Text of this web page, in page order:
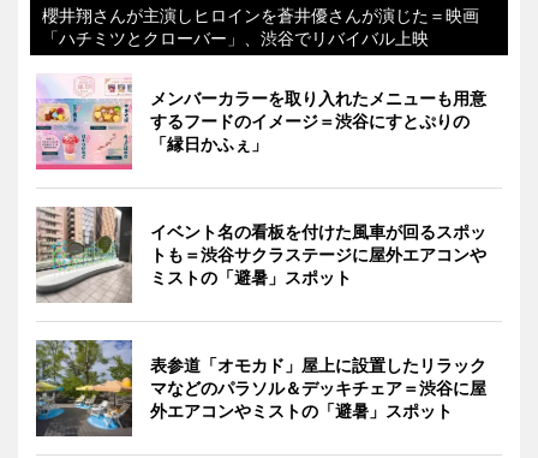
櫻井翔さんが主演しヒロインを蒼井優さんが演じた＝映画
「ハチミツとクローバー」、渋谷でリバイバル上映
メンバーカラーを取り入れたメニューも用意
するフードのイメージ＝渋谷にすとぷりの
「縁日かふぇ」
イベント名の看板を付けた風車が回るスポッ
トも＝渋谷サクラステージに屋外エアコンや
ミストの「避暑」スポット
表参道「オモカド」屋上に設置したリラック
マなどのパラソル＆デッキチェア＝渋谷に屋
外エアコンやミストの「避暑」スポット